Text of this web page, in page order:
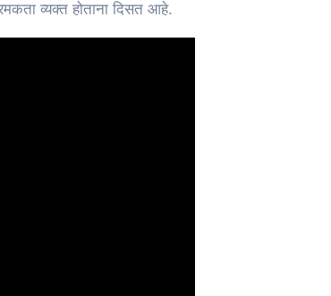
व्यक्त होताना दिसत आहे.